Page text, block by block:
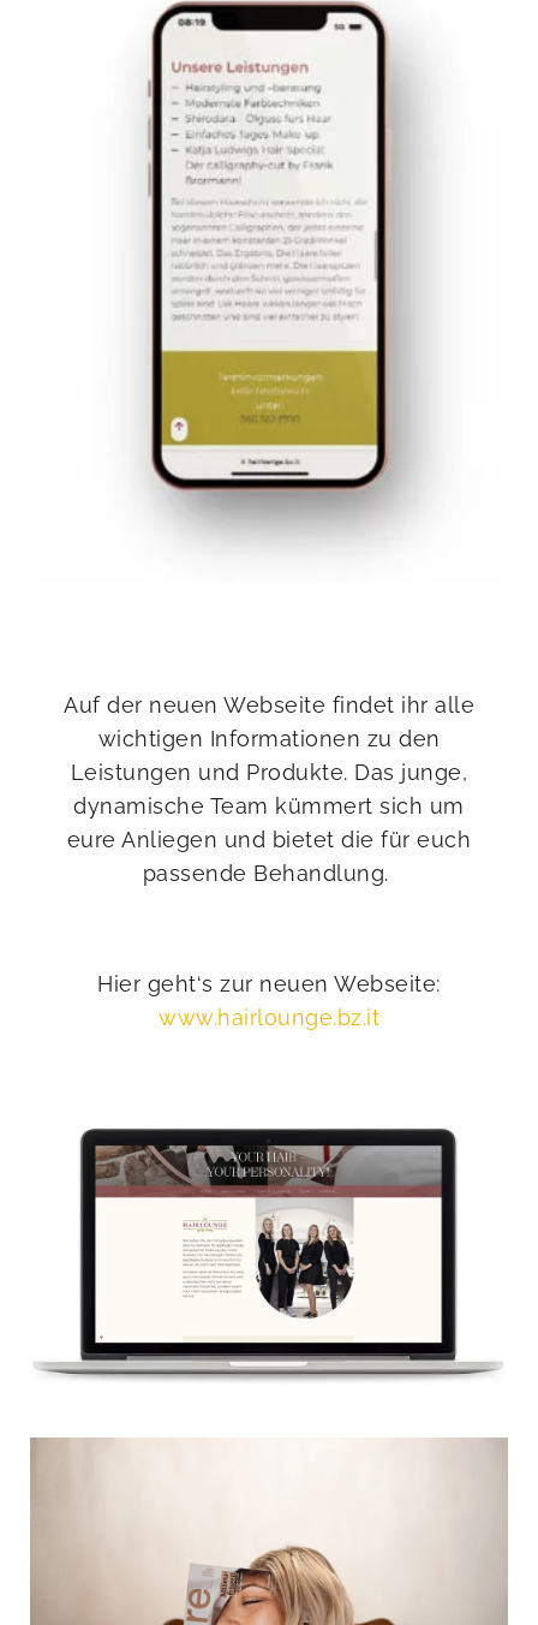
Auf der neuen Webseite findet ihr alle
wichtigen Informationen zu den
Leistungen und Produkte. Das junge,
dynamische Team kümmert sich um
eure Anliegen und bietet die für euch
passende Behandlung.
Hier geht‘s zur neuen Webseite:
www.hairlounge.bz.it